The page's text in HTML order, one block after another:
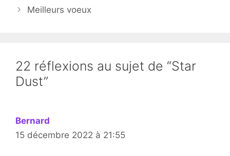
Meilleurs voeux
22 réflexions au sujet de “Star
Dust”
Bernard
15 décembre 2022 à 21:55